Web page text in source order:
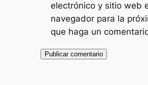
electrónico y sitio web
navegador para la
que haga un